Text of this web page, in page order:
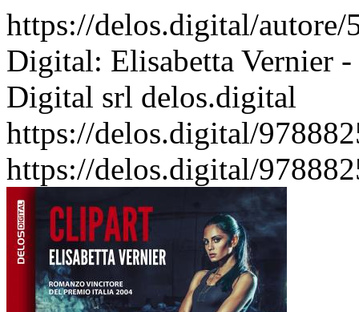
https://delos.digital/
Digital: Elisabetta Vernier
Digital srl delos.digital
https://delos.digital/
https://delos.digital/